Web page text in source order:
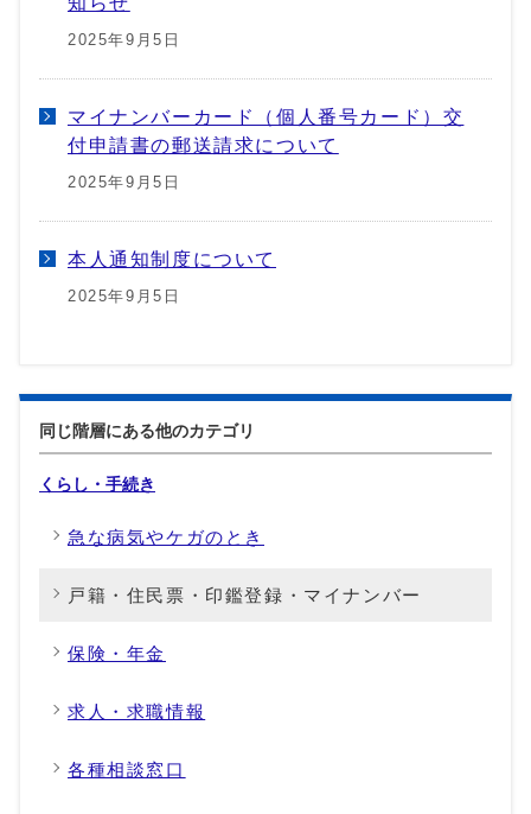
2025年9月5日
マイナンバーカード（個人番号カード）交
付申請書の郵送請求について
2025年9月5日
本人通知制度について
2025年9月5日
同じ階層にある他のカテゴリ
くらし・手続き
急な病気やケガのとき
戸籍・住民票・印鑑登録・マイナンバー
保険・年金
求人・求職情報
各種相談窓口